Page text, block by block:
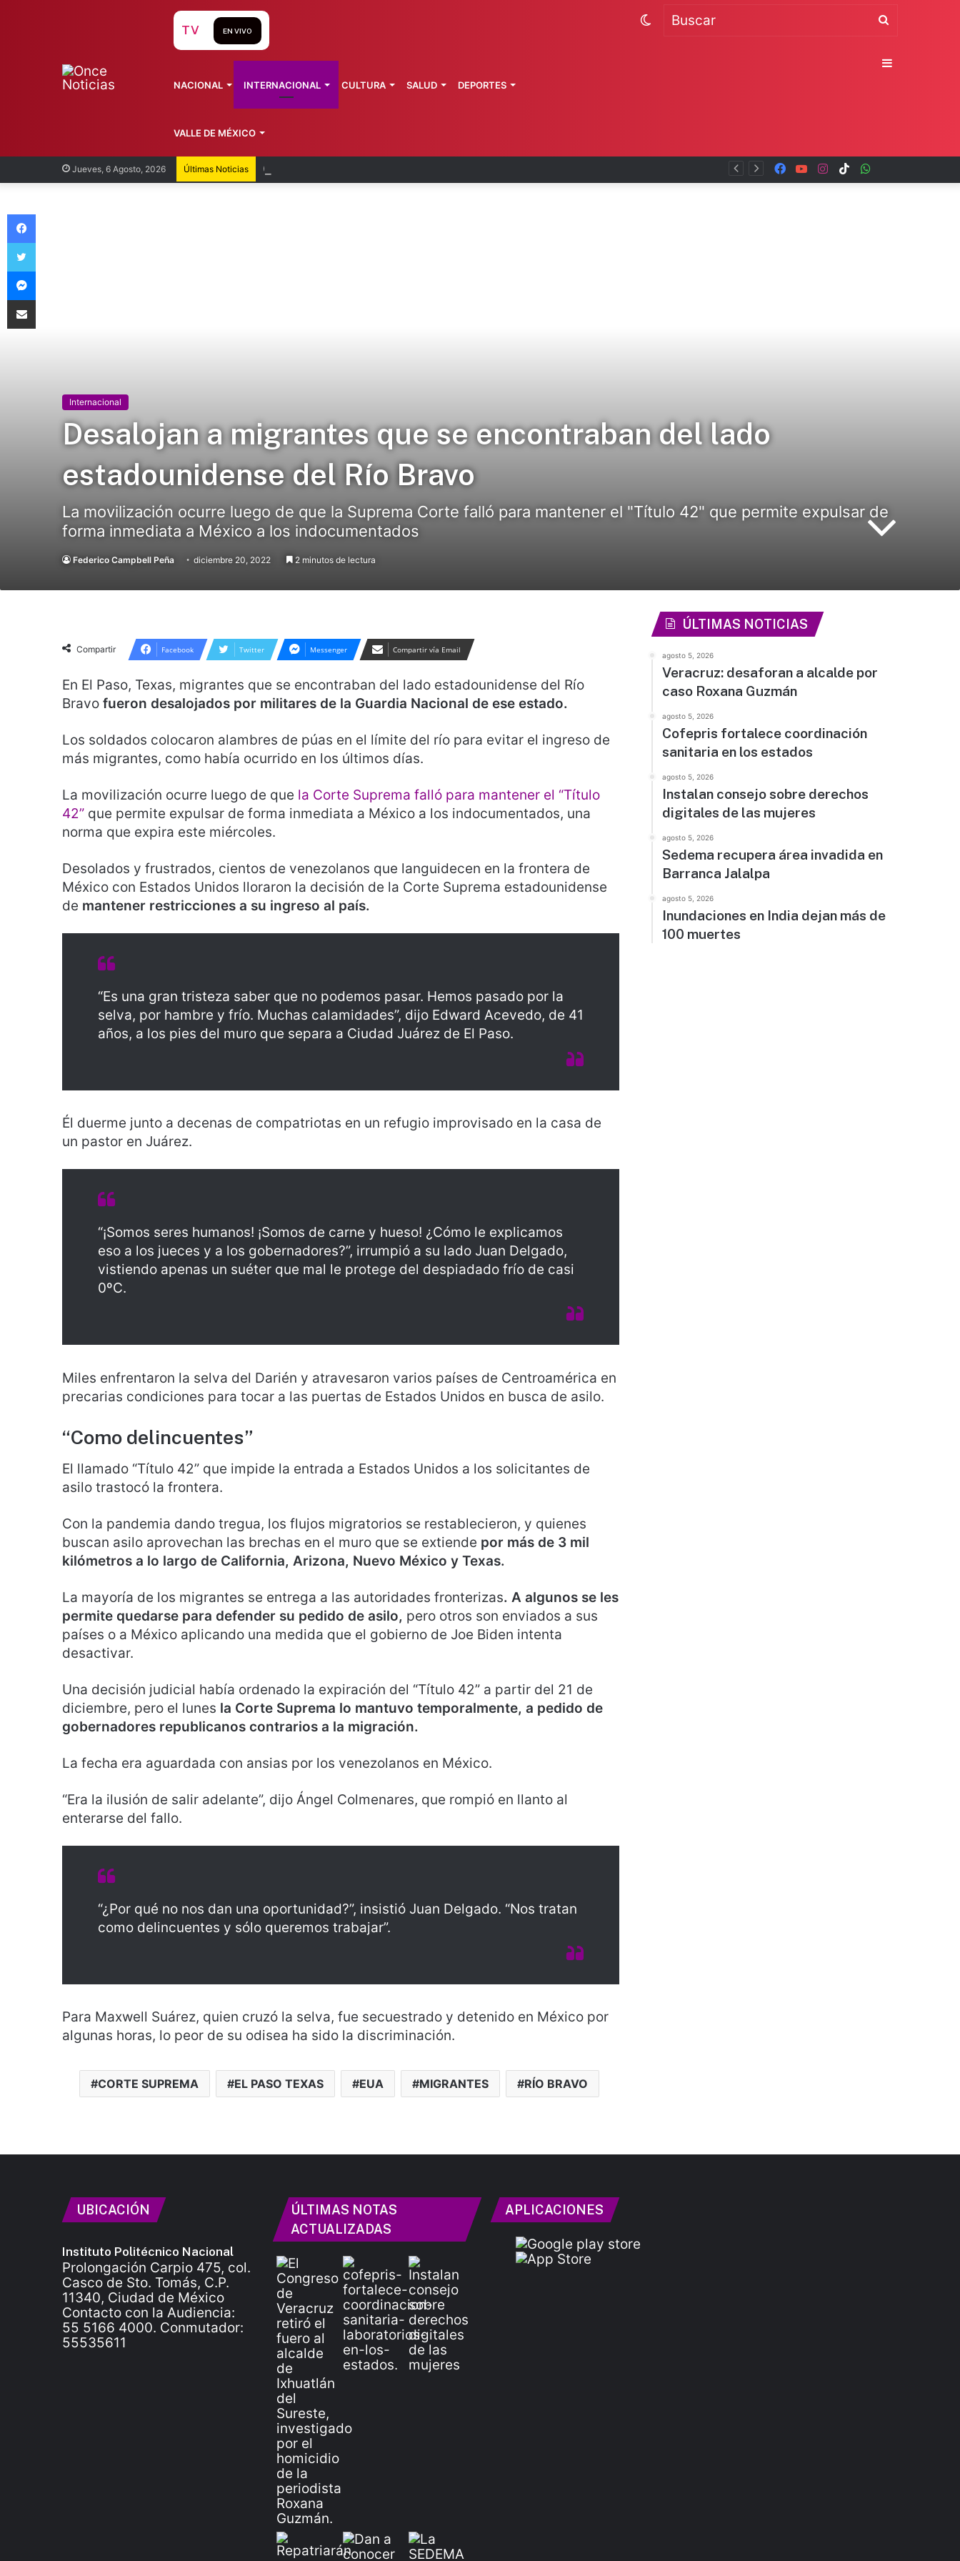
Jueves, 6 Agosto, 2026 Últimas Noticias Cofepris fortalece coordinación sanitaria en los estados TikTok
Instagram
YouTube
Facebook
TV EN VIVO
NACIONAL INTERNACIONAL CULTURA SALUD DEPORTES
VALLE DE MÉXICO
Buscar
Switch
Sidebar
Internacional
Desalojan a migrantes que se encontraban del lado
estadounidense del Río Bravo
La movilización ocurre luego de que la Suprema Corte falló para mantener el "Título 42" que permite expulsar de
forma inmediata a México a los indocumentados
Federico Campbell Peña diciembre 20, 2022 2 minutos de lectura
Compartir Facebook Twitter Messenger Compartir vía Email
En El Paso, Texas, migrantes que se encontraban del lado estadounidense del Río
Bravo fueron desalojados por militares de la Guardia Nacional de ese estado.
Los soldados colocaron alambres de púas en el límite del río para evitar el ingreso de
más migrantes, como había ocurrido en los últimos días.
La movilización ocurre luego de que la Corte Suprema falló para mantener el “Título
42” que permite expulsar de forma inmediata a México a los indocumentados, una
norma que expira este miércoles.
Desolados y frustrados, cientos de venezolanos que languidecen en la frontera de
México con Estados Unidos lloraron la decisión de la Corte Suprema estadounidense
de mantener restricciones a su ingreso al país.
“Es una gran tristeza saber que no podemos pasar. Hemos pasado por la
selva, por hambre y frío. Muchas calamidades”, dijo Edward Acevedo, de 41
años, a los pies del muro que separa a Ciudad Juárez de El Paso.
Él duerme junto a decenas de compatriotas en un refugio improvisado en la casa de
un pastor en Juárez.
“¡Somos seres humanos! ¡Somos de carne y hueso! ¿Cómo le explicamos
eso a los jueces y a los gobernadores?”, irrumpió a su lado Juan Delgado,
vistiendo apenas un suéter que mal le protege del despiadado frío de casi
0ºC.
Miles enfrentaron la selva del Darién y atravesaron varios países de Centroamérica en
precarias condiciones para tocar a las puertas de Estados Unidos en busca de asilo.
“Como delincuentes”
El llamado “Título 42” que impide la entrada a Estados Unidos a los solicitantes de
asilo trastocó la frontera.
Con la pandemia dando tregua, los flujos migratorios se restablecieron, y quienes
buscan asilo aprovechan las brechas en el muro que se extiende por más de 3 mil
kilómetros a lo largo de California, Arizona, Nuevo México y Texas.
La mayoría de los migrantes se entrega a las autoridades fronterizas. A algunos se les
permite quedarse para defender su pedido de asilo, pero otros son enviados a sus
países o a México aplicando una medida que el gobierno de Joe Biden intenta
desactivar.
Una decisión judicial había ordenado la expiración del “Título 42” a partir del 21 de
diciembre, pero el lunes la Corte Suprema lo mantuvo temporalmente, a pedido de
gobernadores republicanos contrarios a la migración.
La fecha era aguardada con ansias por los venezolanos en México.
“Era la ilusión de salir adelante”, dijo Ángel Colmenares, que rompió en llanto al
enterarse del fallo.
“¿Por qué no nos dan una oportunidad?”, insistió Juan Delgado. “Nos tratan
como delincuentes y sólo queremos trabajar”.
Para Maxwell Suárez, quien cruzó la selva, fue secuestrado y detenido en México por
algunas horas, lo peor de su odisea ha sido la discriminación.
CORTE SUPREMA EL PASO TEXAS EUA MIGRANTES RÍO BRAVO
ÚLTIMAS NOTICIAS
agosto 5, 2026
Veracruz: desaforan a alcalde por
caso Roxana Guzmán
agosto 5, 2026
Cofepris fortalece coordinación
sanitaria en los estados
agosto 5, 2026
Instalan consejo sobre derechos
digitales de las mujeres
agosto 5, 2026
Sedema recupera área invadida en
Barranca Jalalpa
agosto 5, 2026
Inundaciones en India dejan más de
100 muertes
UBICACIÓN
Instituto Politécnico Nacional
Prolongación Carpio 475, col.
Casco de Sto. Tomás, C.P.
11340, Ciudad de México
Contacto con la Audiencia:
55 5166 4000. Conmutador:
55535611
ÚLTIMAS NOTAS
ACTUALIZADAS
APLICACIONES
Facebook
Twitter
Messenger
Compartir vía Email